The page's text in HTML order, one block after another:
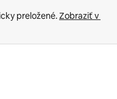
preložené. Zobraziť v